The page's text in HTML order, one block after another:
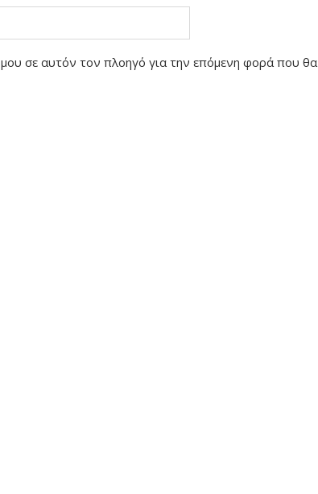
σε αυτόν τον πλοηγό για την επόμενη φορά που θα